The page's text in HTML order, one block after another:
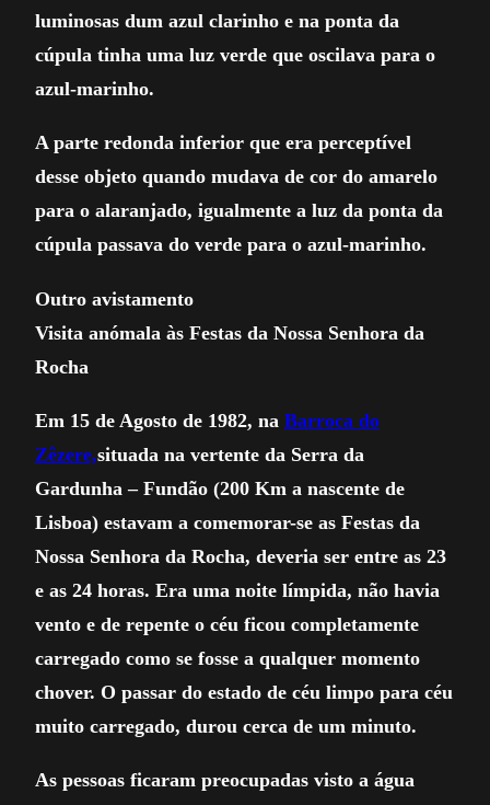
luminosas dum azul clarinho e na ponta da
cúpula tinha uma luz verde que oscilava para o
azul-marinho.
A parte redonda inferior que era perceptível
desse objeto quando mudava de cor do amarelo
para o alaranjado, igualmente a luz da ponta da
cúpula passava do verde para o azul-marinho.
Outro avistamento
Visita anómala às Festas da Nossa Senhora da
Rocha
Em 15 de Agosto de 1982, na Barroca do
Zêzere,situada na vertente da Serra da
Gardunha – Fundão (200 Km a nascente de
Lisboa) estavam a comemorar-se as Festas da
Nossa Senhora da Rocha, deveria ser entre as 23
e as 24 horas. Era uma noite límpida, não havia
vento e de repente o céu ficou completamente
carregado como se fosse a qualquer momento
chover. O passar do estado de céu limpo para céu
muito carregado, durou cerca de um minuto.
As pessoas ficaram preocupadas visto a água